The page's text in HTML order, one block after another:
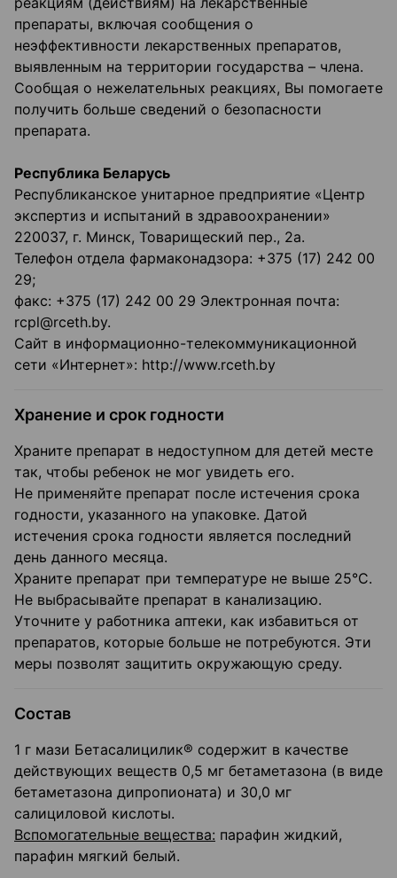
препараты, включая сообщения о
неэффективности лекарственных препаратов,
выявленным на территории государства – члена.
Сообщая о нежелательных реакциях, Вы помогаете
получить больше сведений о безопасности
препарата.
Республика Беларусь
Республиканское унитарное предприятие «Центр
экспертиз и испытаний в здравоохранении»
220037, г. Минск, Товарищеский пер., 2а.
Телефон отдела фармаконадзора: +375 (17) 242 00
29;
факс: +375 (17) 242 00 29 Электронная почта:
rcpl@rceth.by.
Сайт в информационно-телекоммуникационной
сети «Интернет»: http://www.rceth.by
Хранение и срок годности
Храните препарат в недоступном для детей месте
так, чтобы ребенок не мог увидеть его.
Не применяйте препарат после истечения срока
годности, указанного на упаковке. Датой
истечения срока годности является последний
день данного месяца.
Храните препарат при температуре не выше 25°C.
Не выбрасывайте препарат в канализацию.
Уточните у работника аптеки, как избавиться от
препаратов, которые больше не потребуются. Эти
меры позволят защитить окружающую среду.
Состав
1 г мази Бетасалицилик® содержит в качестве
действующих веществ 0,5 мг бетаметазона (в виде
бетаметазона дипропионата) и 30,0 мг
салициловой кислоты.
Вспомогательные вещества: парафин жидкий,
парафин мягкий белый.